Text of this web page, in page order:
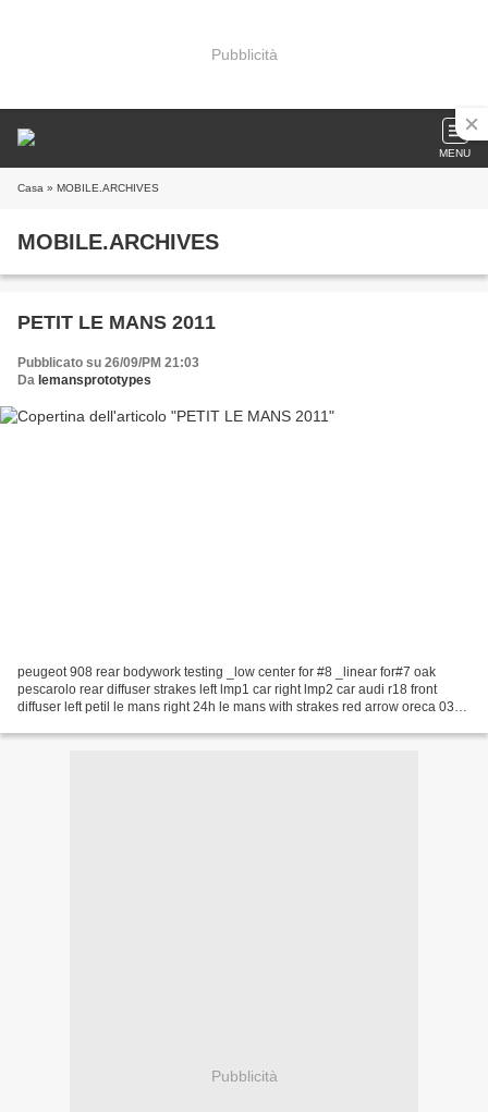
Pubblicità
MENU
Casa » MOBILE.ARCHIVES
MOBILE.ARCHIVES
PETIT LE MANS 2011
Pubblicato su 26/09/PM 21:03
Da lemansprototypes
peugeot 908 rear bodywork testing _low center for #8 _linear for#7 oak
pescarolo rear diffuser strakes left lmp1 car right lmp2 car audi r18 front
diffuser left petil le mans right 24h le mans with strakes red arrow oreca 03
Pubblicità